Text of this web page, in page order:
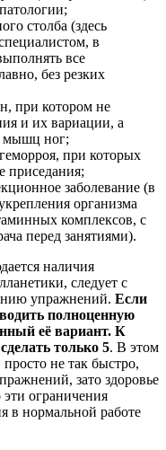
столба (здесь
в
все
без резких
при котором не
и их вариации, а
мышц ног;
при которых
приседания;
заболевание (в
организма
комплексов, с
перед занятиями).
наличия
следует с
упражнений. Если
полноценную
её вариант. К
только 5. В этом
не так быстро,
зато здоровье
ограничения
в нормальной работе